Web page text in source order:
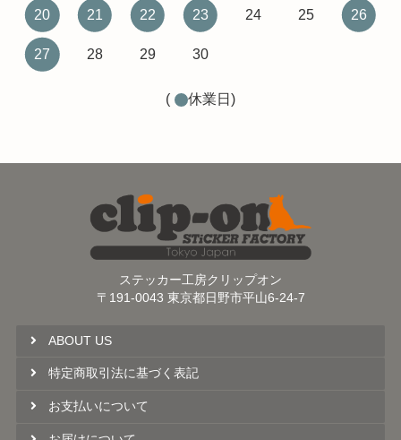
20 21 22 23 24 25 26
27 28 29 30
( 休業日)
ステッカー工房クリップオン
〒191-0043 東京都日野市平山6-24-7
ABOUT US
特定商取引法に基づく表記
お支払いについて